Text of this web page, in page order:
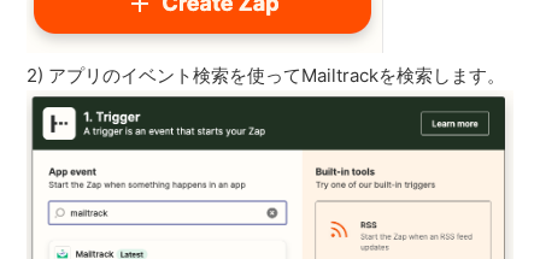
2) アプリのイベント検索を使ってMailtrackを検索します。